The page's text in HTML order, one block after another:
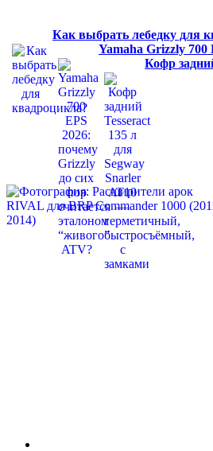
Как выбрать лебедку для
Yamaha Grizzly 700
Кофр